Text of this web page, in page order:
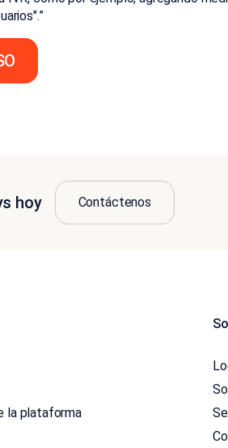
”
hoy Contáctenos
la plataforma